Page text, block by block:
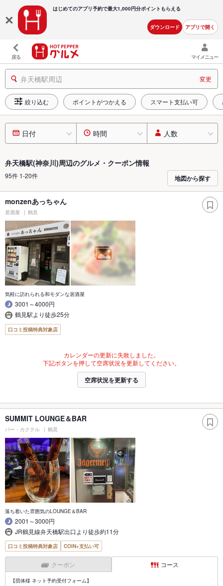
はじめてのアプリ予約で最大1,000円分ポイントもらえる
ダウンロード アプリで開く
戻る マイメニュー
弁天橋駅周辺 変更
絞り込む ポイントがつかえる スマート支払い可
日付 時間 人数
弁天橋駅(神奈川)周辺のグルメ・クーポン情報
95件 1-20件 地図から探す
monzenあっちゃん
居酒屋 鶴見
気軽に訪れられる和モダンな居酒屋
3001～4000円
鶴見駅より徒歩25分
口コミ投稿特典対象店
カレンダーの更新に失敗しました。
下記ボタンを押して空席状況を更新してください。
空席状況を更新する
SUMMIT LOUNGE＆BAR
バー・カクテル 鶴見
落ち着いた雰囲気のLOUNGE＆BAR
2001～3000円
JR鶴見線弁天橋駅出口より徒歩約11分
口コミ投稿特典対象店 COIN+支払い可
クーポン コース
【団体様 ネット予約受付フォーム】